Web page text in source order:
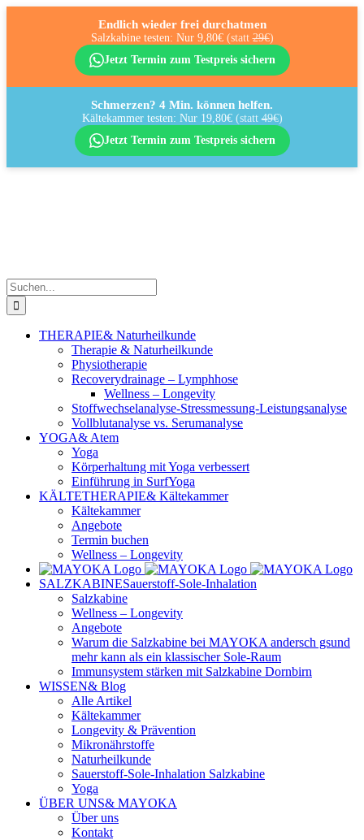
Endlich wieder frei durchatmen
Salzkabine testen: Nur 9,80€ (statt29€)
Jetzt Termin zum Testpreis sichern
Schmerzen? 4 Min. können helfen.
Kältekammer testen: Nur 19,80€ (statt49€)
Jetzt Termin zum Testpreis sichern
Suche
nach:
THERAPIE& Naturheilkunde
Therapie & Naturheilkunde
Physiotherapie
Recoverydrainage – Lymphhose
Wellness – Longevity
Stoffwechselanalyse-Stressmessung-Leistungsanalyse
Vollblutanalyse vs. Serumanalyse
YOGA& Atem
Yoga
Körperhaltung mit Yoga verbessert
Einführung in SurfYoga
KÄLTETHERAPIE& Kältekammer
Kältekammer
Angebote
Termin buchen
Wellness – Longevity
SALZKABINESauerstoff-Sole-Inhalation
Salzkabine
Wellness – Longevity
Angebote
Warum die Salzkabine bei MAYOKA andersch gsund
mehr kann als ein klassischer Sole-Raum
Immunsystem stärken mit Salzkabine Dornbirn
WISSEN& Blog
Alle Artikel
Kältekammer
Longevity & Prävention
Mikronährstoffe
Naturheilkunde
Sauerstoff-Sole-Inhalation Salzkabine
Yoga
ÜBER UNS& MAYOKA
Über uns
Kontakt